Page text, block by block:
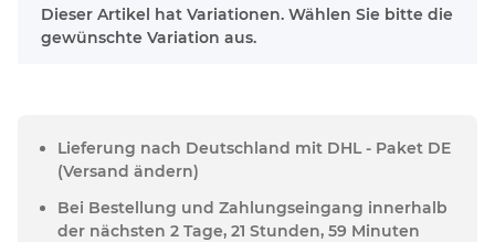
x
Dieser Artikel hat Variationen. Wählen Sie bitte die
gewünschte Variation aus.
Lieferung nach Deutschland mit DHL - Paket DE
(Versand ändern)
Bei Bestellung und Zahlungseingang innerhalb
der nächsten 2 Tage, 21 Stunden, 59 Minuten